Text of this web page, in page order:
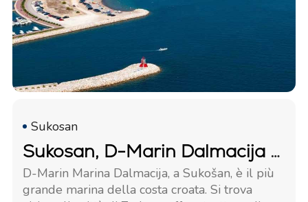
Sukosan
Sukosan, D-Marin Dalmacija Marina
D-Marin Marina Dalmacija, a Sukošan, è il più
grande marina della costa croata. Si trova